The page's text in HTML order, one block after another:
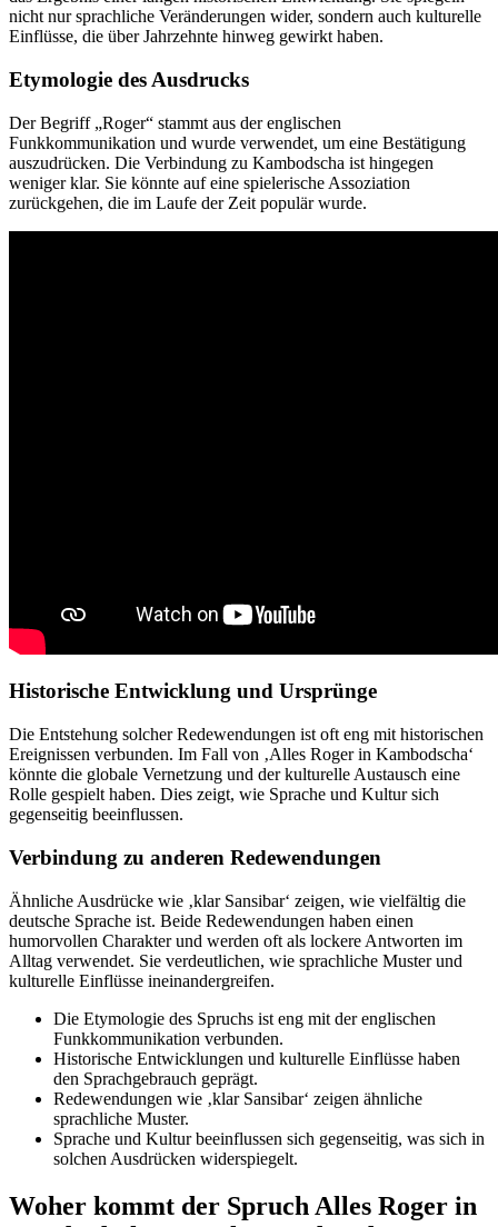
nicht nur sprachliche Veränderungen wider, sondern auch kulturelle
Einflüsse, die über Jahrzehnte hinweg gewirkt haben.
Etymologie des Ausdrucks
Der Begriff „Roger“ stammt aus der englischen
Funkkommunikation und wurde verwendet, um eine Bestätigung
auszudrücken. Die Verbindung zu Kambodscha ist hingegen
weniger klar. Sie könnte auf eine spielerische Assoziation
zurückgehen, die im Laufe der Zeit populär wurde.
Historische Entwicklung und Ursprünge
Die Entstehung solcher Redewendungen ist oft eng mit historischen
Ereignissen verbunden. Im Fall von ‚Alles Roger in Kambodscha‘
könnte die globale Vernetzung und der kulturelle Austausch eine
Rolle gespielt haben. Dies zeigt, wie Sprache und Kultur sich
gegenseitig beeinflussen.
Verbindung zu anderen Redewendungen
Ähnliche Ausdrücke wie ‚klar Sansibar‘ zeigen, wie vielfältig die
deutsche Sprache ist. Beide Redewendungen haben einen
humorvollen Charakter und werden oft als lockere Antworten im
Alltag verwendet. Sie verdeutlichen, wie sprachliche Muster und
kulturelle Einflüsse ineinandergreifen.
Die Etymologie des Spruchs ist eng mit der englischen
Funkkommunikation verbunden.
Historische Entwicklungen und kulturelle Einflüsse haben
den Sprachgebrauch geprägt.
Redewendungen wie ‚klar Sansibar‘ zeigen ähnliche
sprachliche Muster.
Sprache und Kultur beeinflussen sich gegenseitig, was sich in
solchen Ausdrücken widerspiegelt.
Woher kommt der Spruch Alles Roger in